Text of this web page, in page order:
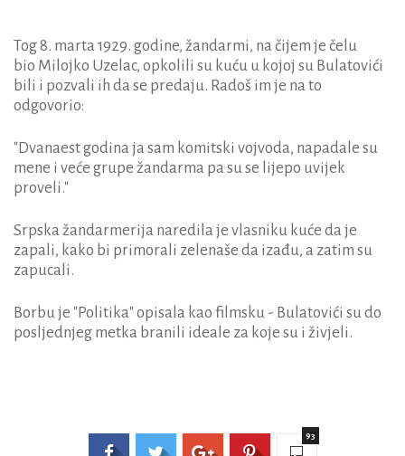
Tog 8. marta 1929. godine, žandarmi, na čijem je čelu
bio Milojko Uzelac, opkolili su kuću u kojoj su Bulatovići
bili i pozvali ih da se predaju. Radoš im je na to
odgovorio:
"Dvanaest godina ja sam komitski vojvoda, napadale su
mene i veće grupe žandarma pa su se lijepo uvijek
proveli."
Srpska žandarmerija naredila je vlasniku kuće da je
zapali, kako bi primorali zelenaše da izađu, a zatim su
zapucali.
Borbu je "Politika" opisala kao filmsku - Bulatovići su do
posljednjeg metka branili ideale za koje su i živjeli.
93